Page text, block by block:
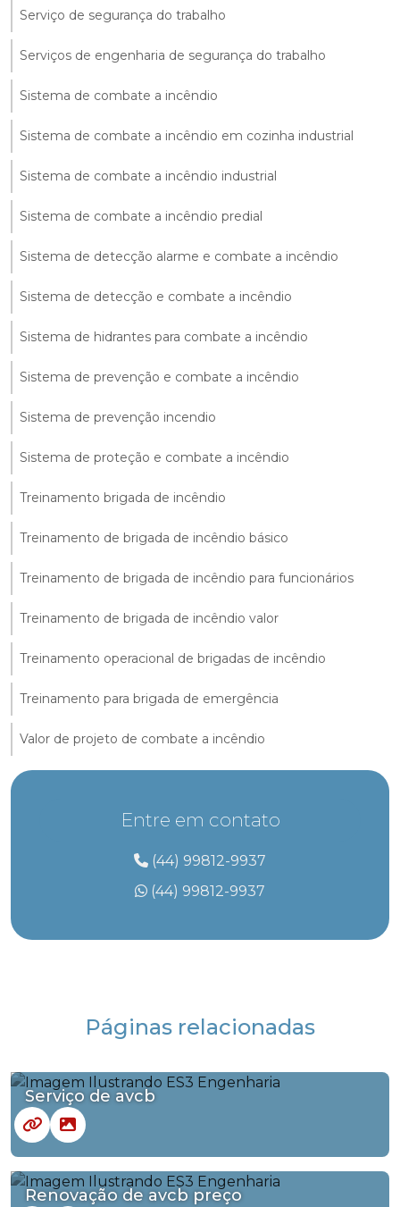
Serviço de segurança do trabalho
Serviços de engenharia de segurança do trabalho
Sistema de combate a incêndio
Sistema de combate a incêndio em cozinha industrial
Sistema de combate a incêndio industrial
Sistema de combate a incêndio predial
Sistema de detecção alarme e combate a incêndio
Sistema de detecção e combate a incêndio
Sistema de hidrantes para combate a incêndio
Sistema de prevenção e combate a incêndio
Sistema de prevenção incendio
Sistema de proteção e combate a incêndio
Treinamento brigada de incêndio
Treinamento de brigada de incêndio básico
Treinamento de brigada de incêndio para funcionários
Treinamento de brigada de incêndio valor
Treinamento operacional de brigadas de incêndio
Treinamento para brigada de emergência
Valor de projeto de combate a incêndio
Entre em contato
(44) 99812-9937
(44) 99812-9937
Páginas relacionadas
Serviço de avcb
Renovação de avcb preço